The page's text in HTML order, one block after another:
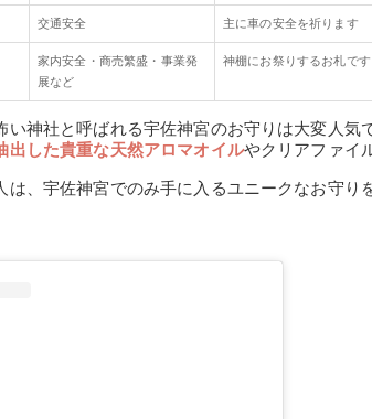
交通安全 主に車の安全を祈ります
家内安全・商売繁盛・事業発
展など
神棚にお祭りするお札です
い神社と呼ばれる宇佐神宮のお守りは大変人気
出した貴重な天然アロマオイルやクリアファイ
は、宇佐神宮でのみ手に入るユニークなお守り